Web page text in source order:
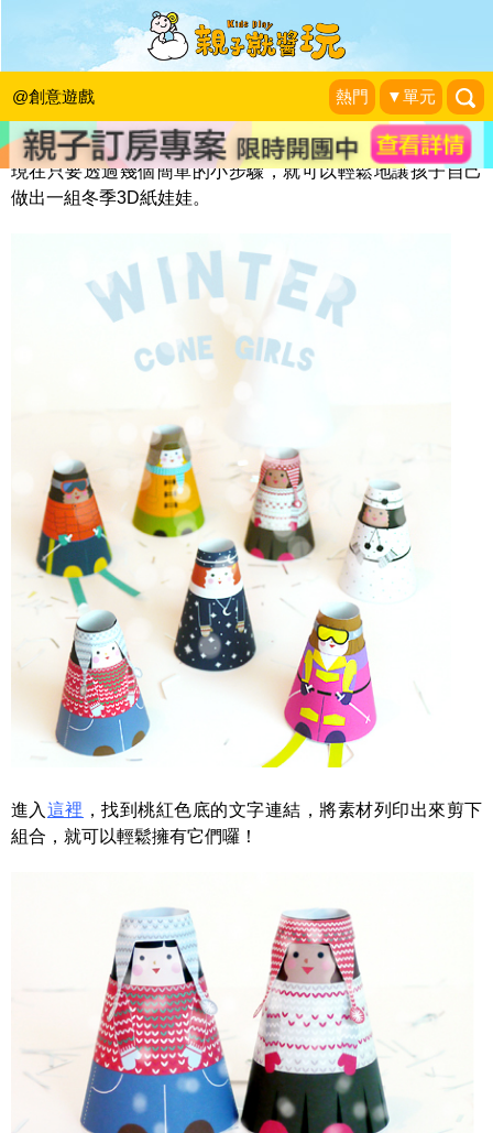
@創意遊戲 熱門 ▼單元
簡單不貴的幸福擁有，漂亮紙娃娃
KidsPlay編輯室
現在只要透過幾個簡單的小步驟，就可以輕鬆地讓孩子自己
做出一組冬季3D紙娃娃。
進入 這裡 ，找到桃紅色底的文字連結，將素材列印出來剪下
組合，就可以輕鬆擁有它們囉！